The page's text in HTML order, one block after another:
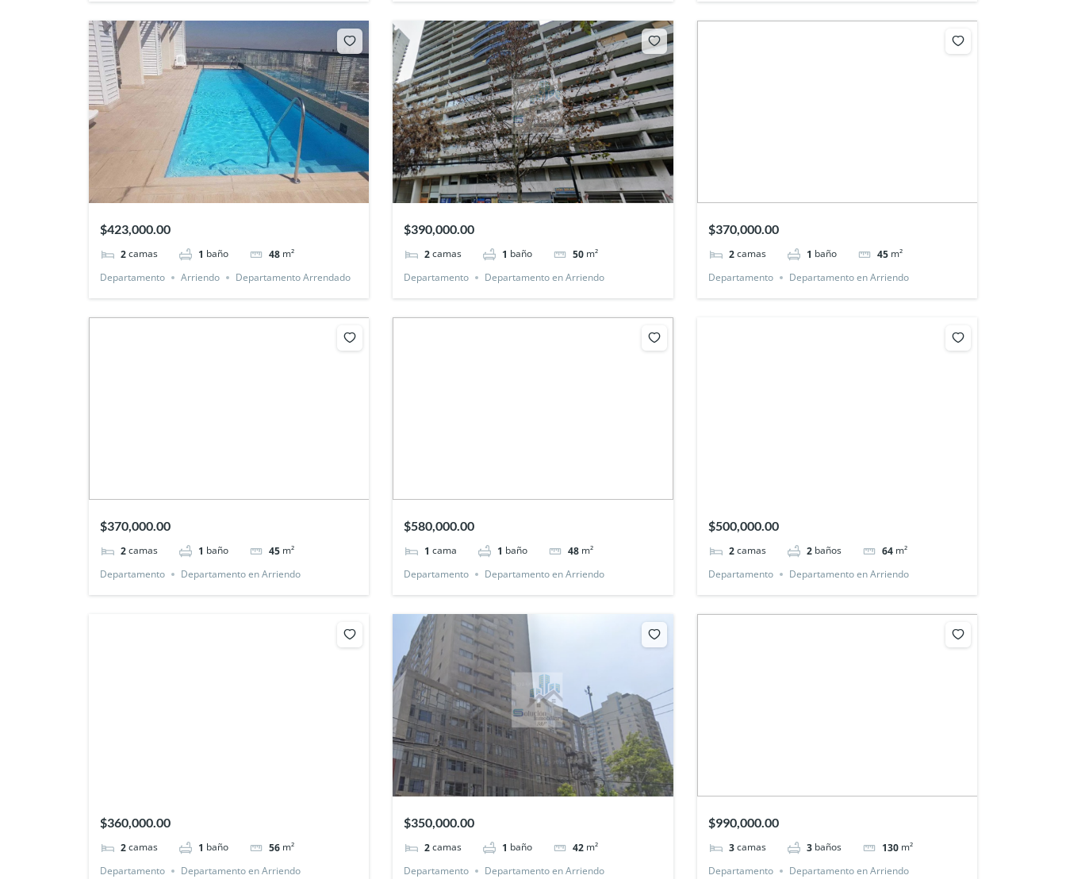
$423,000.00
2camas 1 baño 48 m²
Departamento
Arriendo Departamento Arrendado
$390,000.00
2camas 1 baño 50 m²
Departamento
Departamento en Arriendo
$370,000.00
2camas 1 baño 45m²
Departamento
Departamento en Arriendo
$370,000.00
2camas 1 baño 45 m²
Departamento
Departamento en Arriendo
$580,000.00
1 cama 1 baño 48 m²
Departamento
Departamento en Arriendo
$500,000.00
2camas 2baños 64m²
Departamento
Departamento en Arriendo
$360,000.00
2camas 1 baño 56 m²
Departamento
Departamento en Arriendo
$350,000.00
2camas 1 baño 42 m²
Departamento
Departamento en Arriendo
$990,000.00
3camas 3baños 130m²
Departamento
Departamento en Arriendo